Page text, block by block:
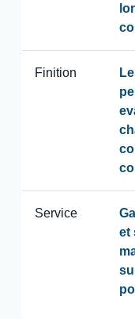
Finition
Service
et